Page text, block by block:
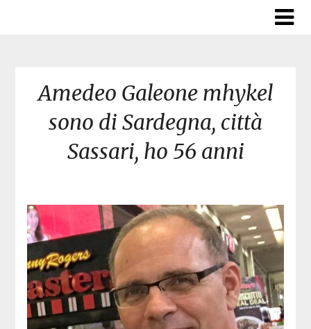
Amedeo Galeone mhykel
sono di Sardegna, città
Sassari, ho 56 anni